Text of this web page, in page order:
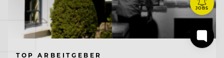
TOP ARBEITGEBER
JOBS